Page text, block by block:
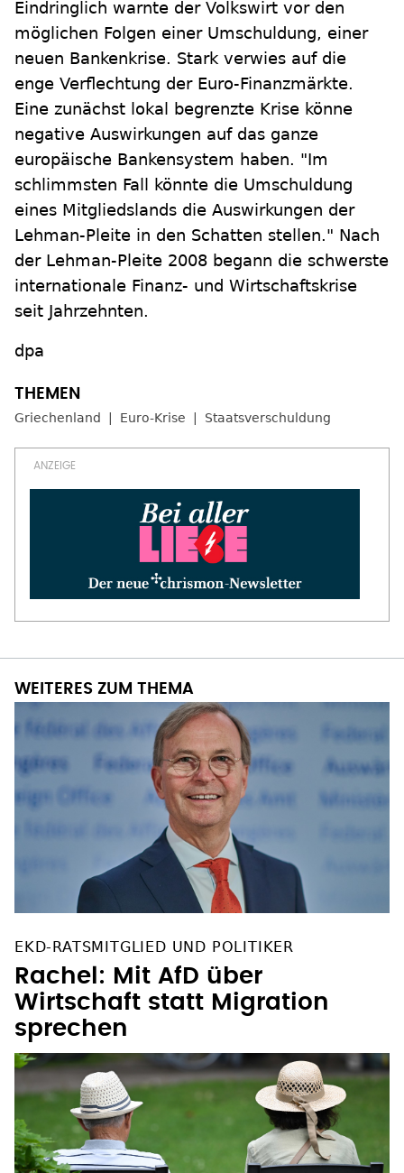
Eindringlich warnte der Volkswirt vor den
möglichen Folgen einer Umschuldung, einer
neuen Bankenkrise. Stark verwies auf die
enge Verflechtung der Euro-Finanzmärkte.
Eine zunächst lokal begrenzte Krise könne
negative Auswirkungen auf das ganze
europäische Bankensystem haben. "Im
schlimmsten Fall könnte die Umschuldung
eines Mitgliedslands die Auswirkungen der
Lehman-Pleite in den Schatten stellen." Nach
der Lehman-Pleite 2008 begann die schwerste
internationale Finanz- und Wirtschaftskrise
seit Jahrzehnten.
dpa
Griechenland Euro-Krise Staatsverschuldung
WEITERES ZUM THEMA
EKD-RATSMITGLIED UND POLITIKER
Rachel: Mit AfD über
Wirtschaft statt Migration
sprechen